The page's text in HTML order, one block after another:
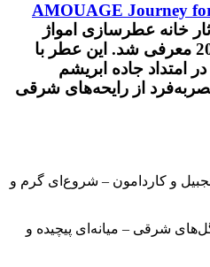
AMOUAGE Journey
خانه عطرسازی امواژ
عمان است که در سال 2014 معرفی شد. این عطر با
امتداد جاده ابریشم
از رایحه‌های شرقی
و کاردامون – شروع‌ای گرم و
شرقی – میانه‌ای پیچیده و